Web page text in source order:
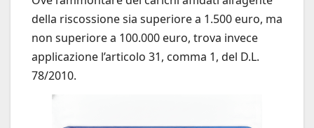
della riscossione sia superiore a 1.500 euro, ma
non superiore a 100.000 euro, trova invece
applicazione l’articolo 31, comma 1, del D.L.
78/2010.